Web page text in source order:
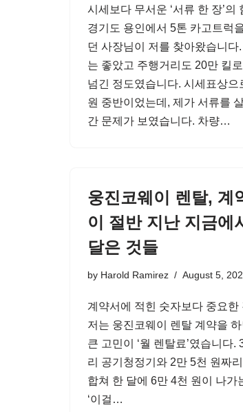
시세보다 무서운 ‘서류 한 장’의
경기도 용인에서 5톤 카고트럭
던 사장님이 저를 찾아왔습니다
는 좋았고 주행거리도 20만 킬
넘긴 정도였습니다. 시세표상으
원 중반이었는데, 제가 서류를
간 문제가 보였습니다. 차량…
웅진코웨이 렌탈, 계
이 절반 지난 지금에
달은 것들
by Harold Ramirez August 5,
계약서에 적힌 숫자보다 중요한
저는 웅진코웨이 렌탈 계약을
큰 고민이 ‘월 렌탈료’였습니다.
리 공기청정기와 2만 5천 원짜
합쳐 한 달에 6만 4천 원이 나가
‘이걸…